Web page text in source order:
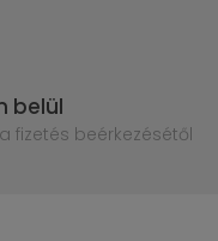
belül
fizetés beérkezésétől